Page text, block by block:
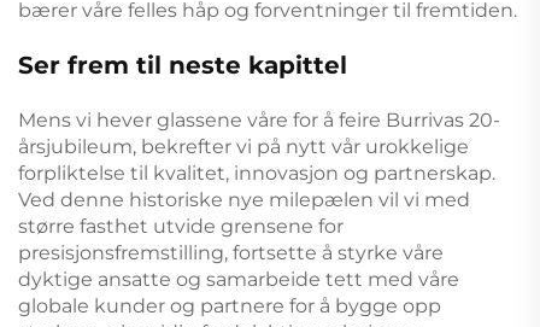
bærer våre felles håp og forventninger til fremtiden.
Ser frem til neste kapittel
Mens vi hever glassene våre for å feire Burrivas 20-
årsjubileum, bekrefter vi på nytt vår urokkelige
forpliktelse til kvalitet, innovasjon og partnerskap.
Ved denne historiske nye milepælen vil vi med
større fasthet utvide grensene for
presisjonsfremstilling, fortsette å styrke våre
dyktige ansatte og samarbeide tett med våre
globale kunder og partnere for å bygge opp